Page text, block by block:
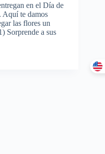
en el Día de
Aquí te damos
las flores un
Sorprende a sus